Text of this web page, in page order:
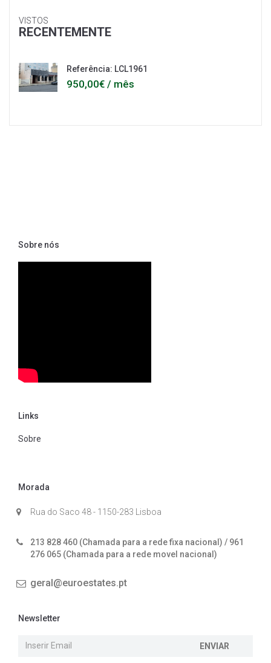
VISTOS
RECENTEMENTE
Referência: LCL1961
950,00€ / mês
Sobre nós
Links
Sobre
Morada
Rua do Saco 48 - 1150-283 Lisboa
213 828 460 (Chamada para a rede fixa nacional) / 961
276 065 (Chamada para a rede movel nacional)
geral@euroestates.pt
Newsletter
ENVIAR